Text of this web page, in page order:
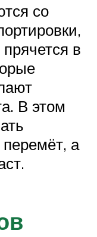
со
в
В этом
а